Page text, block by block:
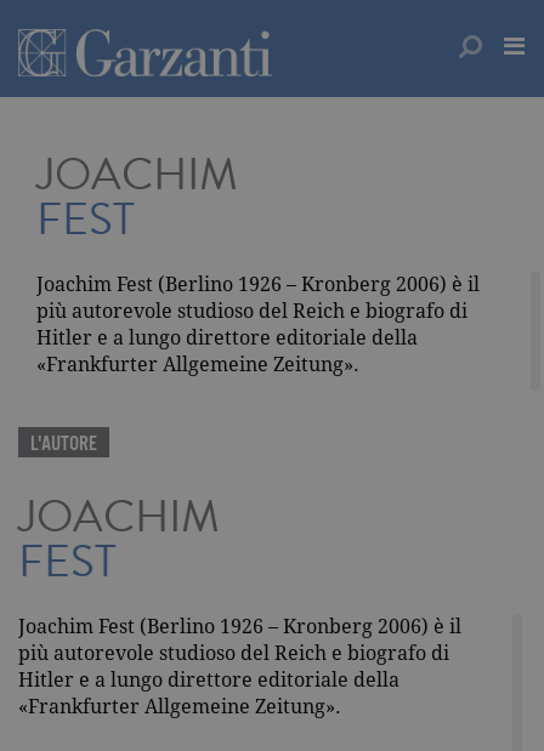
JOACHIM
FEST
Joachim Fest (Berlino 1926 – Kronberg 2006) è il
più autorevole studioso del Reich e biografo di
Hitler e a lungo direttore editoriale della
«Frankfurter Allgemeine Zeitung».
L'AUTORE
JOACHIM
FEST
Joachim Fest (Berlino 1926 – Kronberg 2006) è il
più autorevole studioso del Reich e biografo di
Hitler e a lungo direttore editoriale della
«Frankfurter Allgemeine Zeitung».